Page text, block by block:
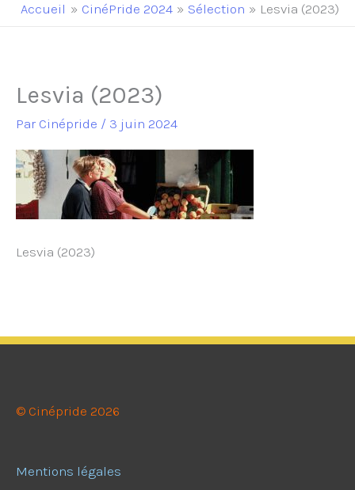
principal
Accueil CinéPride 2024 Sélection Lesvia (2023)
Lesvia (2023)
Par Cinépride / 3 juin 2024
Lesvia (2023)
© Cinépride 2026
Mentions légales